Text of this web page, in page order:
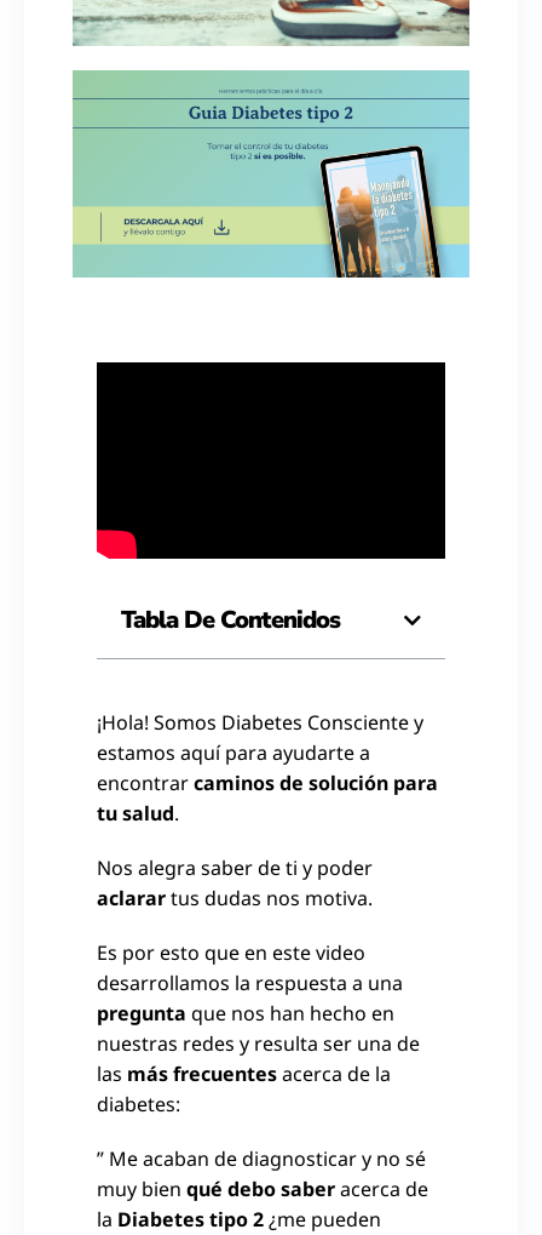
Tabla De Contenidos
¡Hola! Somos Diabetes Consciente y
estamos aquí para ayudarte a
encontrarcaminos de solución para
tu salud.
Nos alegra saber de ti y poder
aclarartus dudas nos motiva.
Es por esto que en este video
desarrollamos la respuesta a una
pregunta que nos han hecho en
nuestras redes y resulta ser una de
las más frecuentesacerca de la
diabetes:
” Me acaban de diagnosticar y no sé
muy bien qué debo saberacerca de
la Diabetes tipo 2¿me pueden